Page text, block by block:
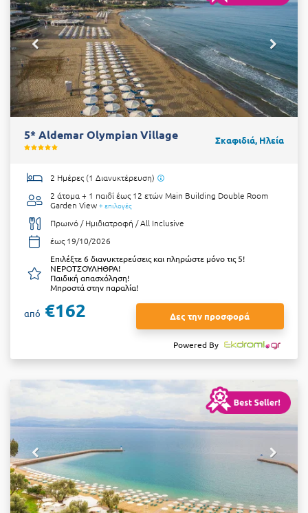
5* Aldemar Olympian Village Σκαφιδιά, Ηλεία
2 Ημέρες (1 Διανυκτέρευση)
2 άτομα + 1 παιδί έως 12 ετών Main Building Double Room
Garden View + επιλογές
Πρωινό / Ημιδιατροφή / All Inclusive
έως 19/10/2026
Επιλέξτε 6 διανυκτερεύσεις και πληρώστε μόνο τις 5!
ΝΕΡΟΤΣΟΥΛΗΘΡΑ!
Παιδική απασχόληση!
Μπροστά στην παραλία!
από €162 Δες την προσφορά
Powered By